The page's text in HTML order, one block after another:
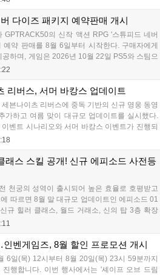
커를 통해 다양한 아이템을 교환할 수 있다. 상
에서 확인 가능하다....
다이즈 패키지 예약판매 개시
GPTRACK50의 신작 액션 RPG '스튜피드 네버
예약 판매를 8월 6일부터 시작한다. 구매자에게
공하며, 게임은 2026년 10월 22일 PS5와 스팀으
주인공 데이비가 보디 해킹과 스타일 이트 능력
도 함께 발매될 예정이다....
리버스, 서머 바캉스 업데이트
븐나이츠 리버스에 중독 기반의 신규 영웅 동영
가하고 여름 맞이 대규모 업데이트를 실시했다.
벤트 시나리오와 서머 바캉스 이벤트가 진행되
세인 코스튬과 전설 장신구 상자 등 풍성한 보
수에 따른 보상과 상위 100명에게는 특별 랭킹
은 이번 이벤트를 통해 이용자들에게 다채로운
이다....
래스 스킬 공개! 신규 에피소드 사전등
천궁의 성역이 출시되어 높은 효율로 호평받고
따르면 8월 말 대규모 업데이트인 에피소드 01
규 힐러 클래스, 월드 거래소, 신의 탑 3층 확장
한 8일에는 신권 선출이 예정되어 있어 게임 내
벤게임즈, 8월 할인 프로모션 개시
6일(목) 12시부터 8월 20일(목) 23시 59분까지
행합니다. 이번 행사에서는 '셰이프 오브 드림